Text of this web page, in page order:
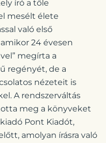
író a tőle
mesélt élete
való első
24 évesen
megírta a
regényét, de a
nézeteit is
A rendszerváltás
meg a könyveket
Pont Kiadót,
amolyan írásra való